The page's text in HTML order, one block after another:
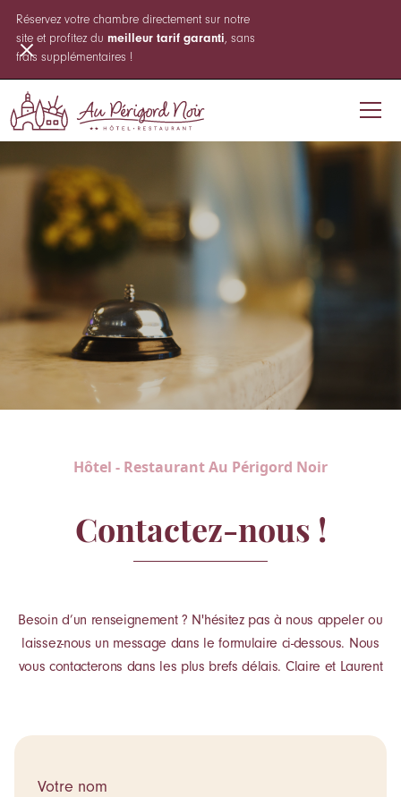
Réservez votre chambre directement sur notre
site et profitez du meilleur tarif garanti, sans
frais supplémentaires !
Hôtel - Restaurant Au Périgord Noir
Contactez-nous !
Besoin d’un renseignement ? N'hésitez pas à nous appeler ou
laissez-nous un message dans le formulaire ci-dessous. Nous
vous contacterons dans les plus brefs délais. Claire et Laurent
Votre nom